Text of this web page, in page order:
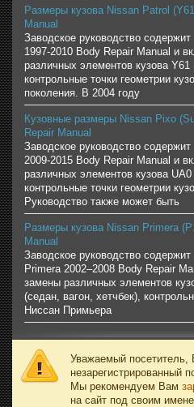
Размеры кузова Nissan Patrol
Manual
Заводское руководство
1997-2010 Body Repair Manual и
различных элементов кузова Y61
контрольные точки геометрии
поколения. В 2004 году
Кузовные размеры Nissan Pixo
Repair Manual
Заводское руководство
2009-2015 Body Repair Manual и
различных элементов кузова
контрольные точки геометрии
Руководство также может быть
Размеры кузова Nissan Primera
Manual
Заводское руководство
Primera 2002–2008 Body Repair
замены различных элементов
(седан, вагон, хетчбек),
Ниссан Примьера
Уважаемый посетитель,
незарегистрированный
Мы рекомендуем Вам
на сайт под своим